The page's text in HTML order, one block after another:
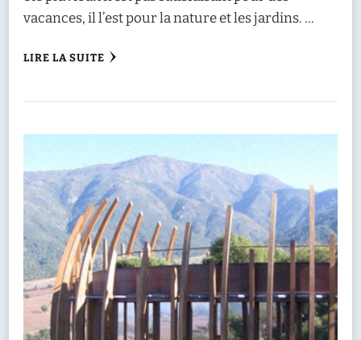
vacances, il l’est pour la nature et les jardins. …
LIRE LA SUITE